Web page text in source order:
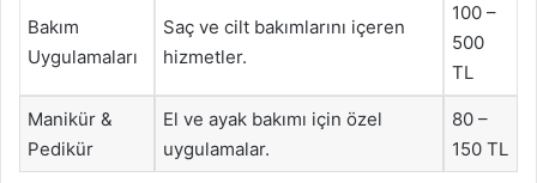
Bakım
Uygulamaları
Saç ve cilt bakımlarını içeren
hizmetler.
100 –
500
TL
Manikür &
Pedikür
El ve ayak bakımı için özel
uygulamalar.
80 –
150 TL